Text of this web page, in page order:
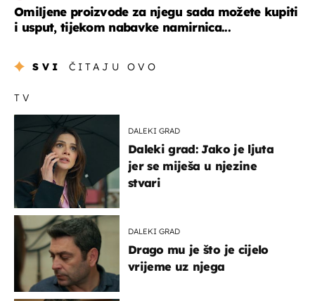
Omiljene proizvode za njegu sada možete kupiti
i usput, tijekom nabavke namirnica...
SVI ČITAJU OVO
TV
DALEKI GRAD
Daleki grad: Jako je ljuta
jer se miješa u njezine
stvari
DALEKI GRAD
Drago mu je što je cijelo
vrijeme uz njega